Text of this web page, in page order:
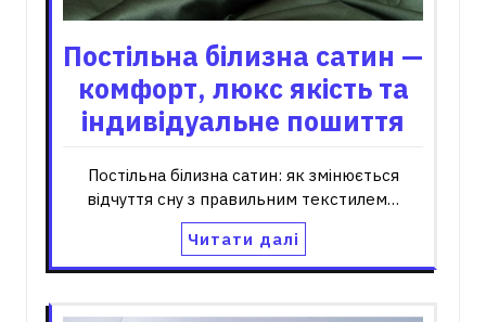
Постільна білизна сатин —
комфорт, люкс якість та
індивідуальне пошиття
Постільна білизна сатин: як змінюється
відчуття сну з правильним текстилем…
Читати далі